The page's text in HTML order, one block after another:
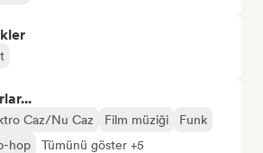
Caz/Nu Caz Film müziği
Funk
hop Tümünü göster +5